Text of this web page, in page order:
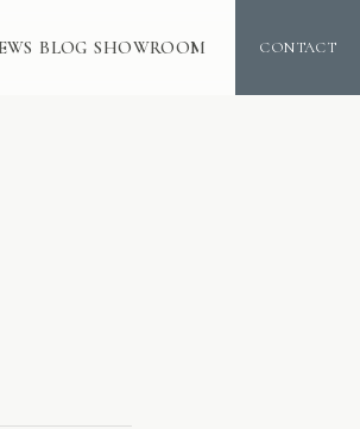
BLOG SHOWROOM CONTACT